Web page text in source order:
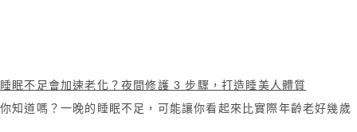
睡眠不足會加速老化？夜間修護 3 步驟，打造睡美人體質
你知道嗎？一晚的睡眠不足，可能讓你看起來比實際年齡老好幾歲